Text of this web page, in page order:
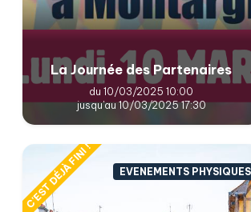
La Journée des Partenaires
du 10/03/2025 10:00
jusqu'au 10/03/2025 17:30
C'EST DÉJÀ FINI ! EVENEMENTS PHYSIQUES